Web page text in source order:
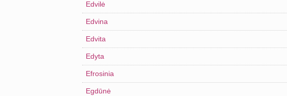
Edvilė
Edvina
Edvita
Edyta
Efrosinia
Egdūnė